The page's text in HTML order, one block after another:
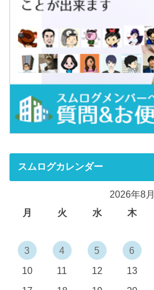
スムログカレンダー
2026年8月
月
火 水 木
3
4 5 6
10
11 12 13